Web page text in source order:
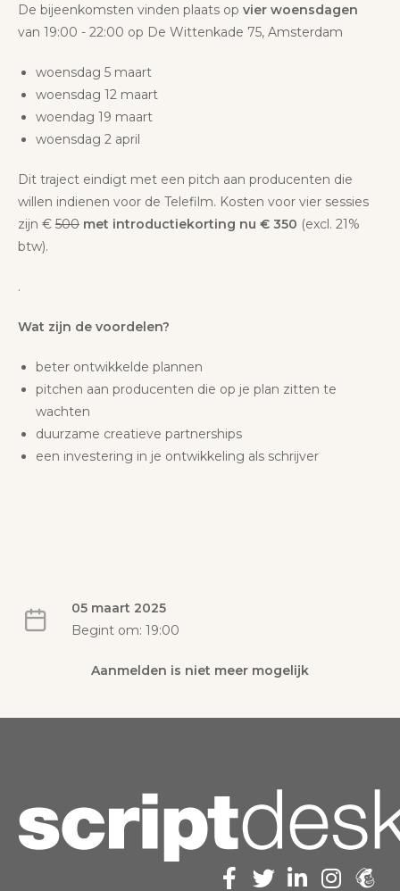
De bijeenkomsten vinden plaats op vier woensdagen
van 19:00 - 22:00 op De Wittenkade 75, Amsterdam
woensdag 5 maart
woensdag 12 maart
woendag 19 maart
woensdag 2 april
Dit traject eindigt met een pitch aan producenten die
willen indienen voor de Telefilm. Kosten voor vier sessies
zijn € 500 met introductiekorting nu € 350 (excl. 21%
btw).
.
Wat zijn de voordelen?
beter ontwikkelde plannen
pitchen aan producenten die op je plan zitten te
wachten
duurzame creatieve partnerships
een investering in je ontwikkeling als schrijver
05 maart 2025
Begint om: 19:00
Aanmelden is niet meer mogelijk